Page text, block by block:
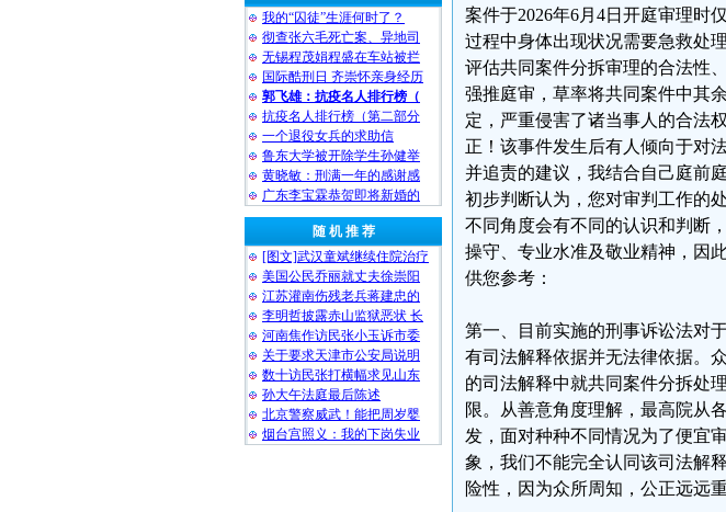
我的“囚徒”生涯何时了？
彻查张六毛死亡案、异地司
无锡程茂娟程盛在车站被拦
国际酷刑日 齐崇怀亲身经历
郭飞雄：抗疫名人排行榜（
抗疫名人排行榜（第二部分
一个退役女兵的求助信
鲁东大学被开除学生孙健举
黄晓敏：刑满一年的感谢感
广东李宝霖恭贺即将新婚的
随 机 推 荐
[图文]武汉童斌继续住院治疗
美国公民乔丽就丈夫徐崇阳
江苏灌南伤残老兵蒋建忠的
李明哲披露赤山监狱恶状 长
河南焦作访民张小玉诉市委
关于要求天津市公安局说明
数十访民张打横幅求见山东
孙大午法庭最后陈述
北京警察威武！能把周岁婴
烟台宫照义：我的下岗失业
案件于2026年6月4日开庭审理时
过程中身体出现状况需要急救处
评估共同案件分拆审理的合法性
强推庭审，草率将共同案件中其
定，严重侵害了诸当事人的合法
正！该事件发生后有人倾向于对
并追责的建议，我结合自己庭前
初步判断认为，您对审判工作的
不同角度会有不同的认识和判断
操守、专业水准及敬业精神，因
供您参考：
第一、目前实施的刑事诉讼法对
有司法解释依据并无法律依据。
的司法解释中就共同案件分拆处
限。从善意角度理解，最高院从
发，面对种种不同情况为了便宜
象，我们不能完全认同该司法解
险性，因为众所周知，公正远远